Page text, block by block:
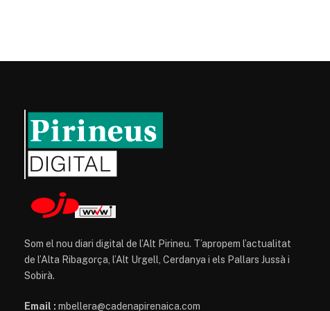
Som el nou diari digital de l’Alt Pirineu. T’apropem l’actualitat
de l’Alta Ribagorça, l’Alt Urgell, Cerdanya i els Pallars Jussà i
Sobirà.
Email : mbellera@cadenapirenaica.com